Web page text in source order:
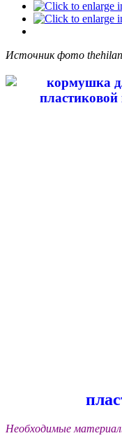
Источник фото
Необходимые